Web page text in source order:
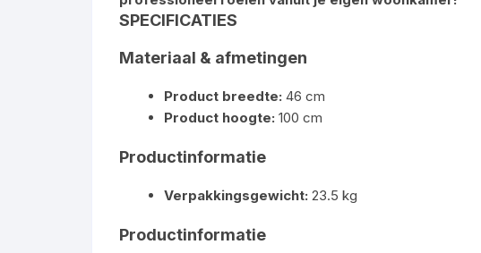
SPECIFICATIES
Materiaal & afmetingen
Product breedte: 46 cm
Product hoogte: 100 cm
Productinformatie
Verpakkingsgewicht: 23.5 kg
Productinformatie